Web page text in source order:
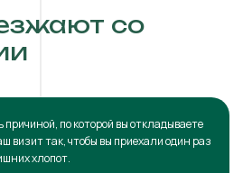
со
по которой вы откладываете
визит так, чтобы вы приехали один раз
хлопот.